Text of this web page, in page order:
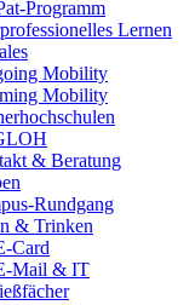
Programm
Lernen
Mobility
Mobility
& Beratung
Rundgang
& Trinken
Card
Mail & IT